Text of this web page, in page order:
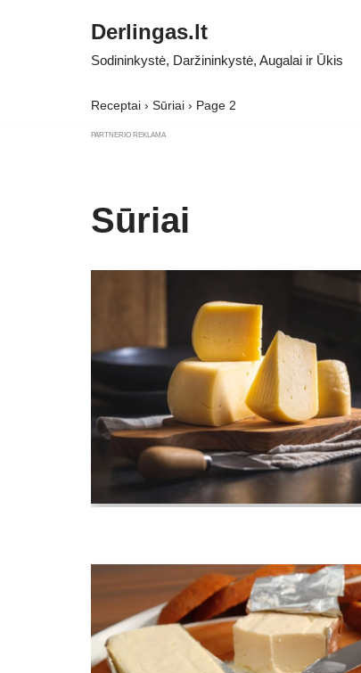
Derlingas.lt
Sodininkystė, Daržininkystė, Augalai ir Ūkis
Receptai › Sūriai › Page 2
PARTNERIO REKLAMA
Sūriai